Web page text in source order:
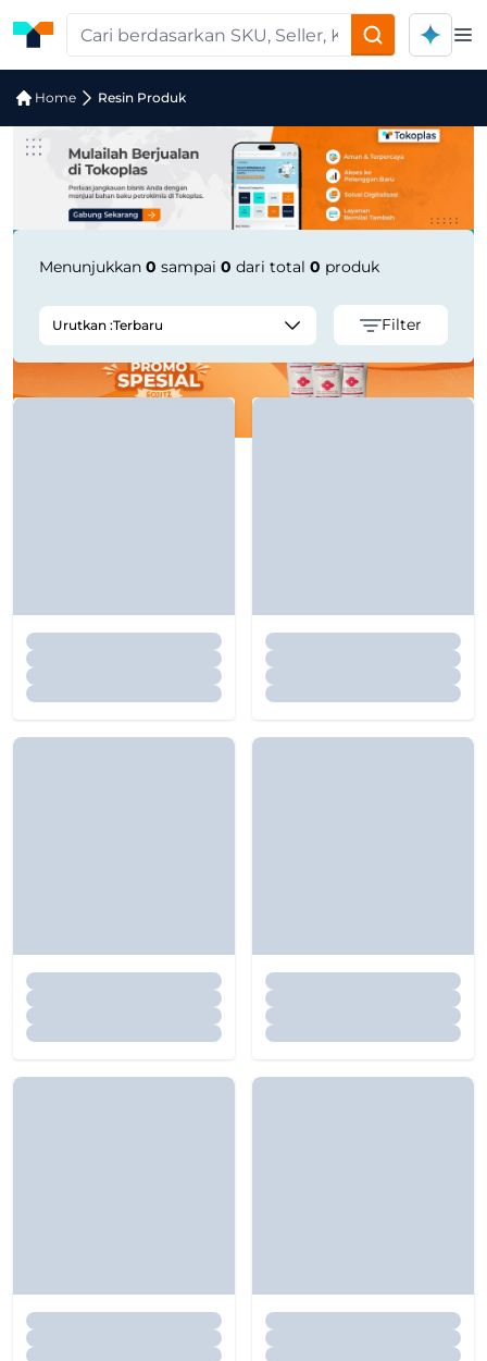
Home Resin Produk
Pencarian Produk "Virgin HDPE
Menunjukkan 0 sampai 0 dari total 0 produk
Urutkan :Terbaru Filter